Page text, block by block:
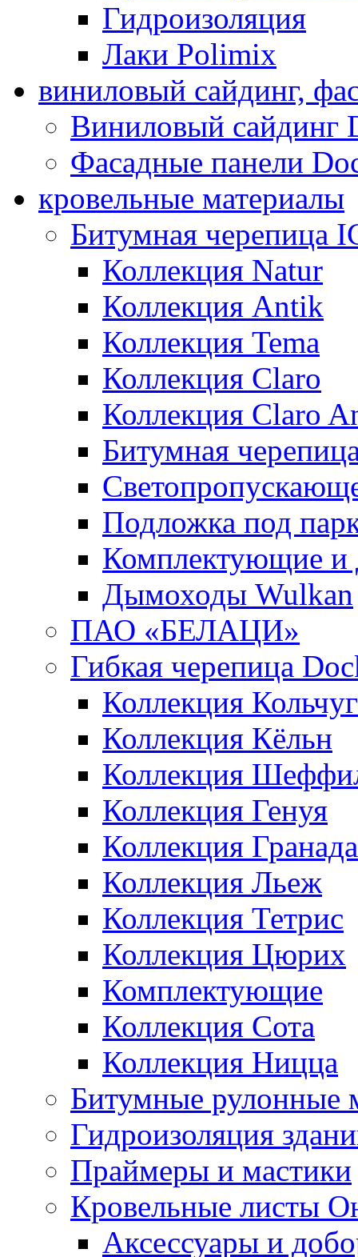
Гидроизоляция
Лаки Polimix
виниловый сайдинг,
Виниловый сайдинг
Фасадные панели
кровельные материалы
Битумная черепица
Коллекция Natur
Коллекция Antik
Коллекция Tema
Коллекция Claro
Коллекция Claro
Битумная
Подложка под
Комплектующие и
Дымоходы Wulkan
ПАО «БЕЛАЦИ»
Гибкая черепица
Коллекция
Коллекция Кёльн
Коллекция
Коллекция Генуя
Коллекция Гранада
Коллекция Льеж
Коллекция Тетрис
Коллекция Цюрих
Комплектующие
Коллекция Сота
Коллекция Ницца
Битумные рулонные
Гидроизоляция
Праймеры и мастики
Кровельные листы
Аксессуары и